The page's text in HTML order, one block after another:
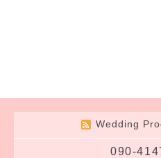
Wedding
090-